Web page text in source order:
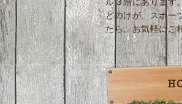
どのけが、スポー
たら、お気軽にご